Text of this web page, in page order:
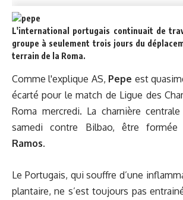
L'international portugais continuait de
groupe à seulement trois jours du
terrain de la Roma.
Comme l'explique AS, Pepe est
écarté pour le match de Ligue des
Roma mercredi. La charnière
samedi contre Bilbao, être formée
Ramos.
Le Portugais, qui souffre d’une
plantaire, ne s’est toujours pas